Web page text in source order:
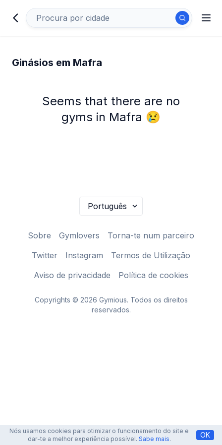
Ginásios em Mafra
Seems that there are no
gyms in Mafra 😢
Sobre Gymlovers
Torna-te num parceiro
Twitter
Instagram
Termos de Utilização
Aviso de privacidade
Política de cookies
Copyrights © 2026 Gymious. Todos os direitos
reservados.
Nós usamos cookies para otimizar o funcionamento do site e
dar-te a melhor experiência possível. Sabe mais. OK